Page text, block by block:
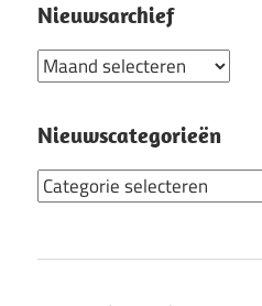
Nieuwsarchief
Nieuwsarchief
Nieuwscategorieën
Nieuwscategorieën